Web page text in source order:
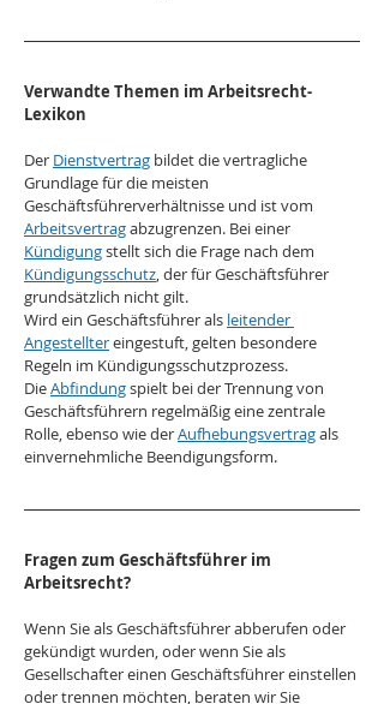
Verwandte Themen im Arbeitsrecht-
Lexikon
Der Dienstvertrag bildet die vertragliche
Grundlage für die meisten
Geschäftsführerverhältnisse und ist vom
Arbeitsvertrag abzugrenzen. Bei einer
Kündigung stellt sich die Frage nach dem
Kündigungsschutz, der für Geschäftsführer
grundsätzlich nicht gilt.
Wird ein Geschäftsführer als leitender
Angestellter eingestuft, gelten besondere
Regeln im Kündigungsschutzprozess.
Die Abfindung spielt bei der Trennung von
Geschäftsführern regelmäßig eine zentrale
Rolle, ebenso wie der Aufhebungsvertrag als
einvernehmliche Beendigungsform.
Fragen zum Geschäftsführer im
Arbeitsrecht?
Wenn Sie als Geschäftsführer abberufen oder
gekündigt wurden, oder wenn Sie als
Gesellschafter einen Geschäftsführer einstellen
oder trennen möchten, beraten wir Sie